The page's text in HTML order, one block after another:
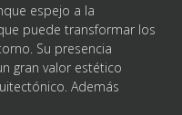
espejo a la
puede transformar los
Su presencia
gran valor estético
Además